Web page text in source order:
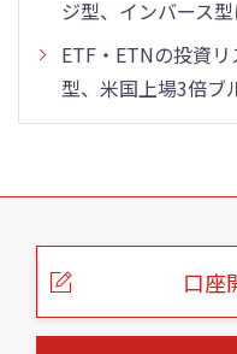
ジ型、インバース
ETF・ETNの投資
型、米国上場3倍ブ
こ
口座